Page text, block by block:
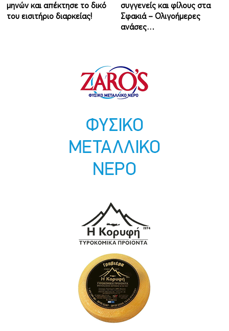
μηνών και απέκτησε το δικό
του εισιτήριο διαρκείας!
συγγενείς και φίλους στα
Σφακιά – Ολιγοήμερες
ανάσες…